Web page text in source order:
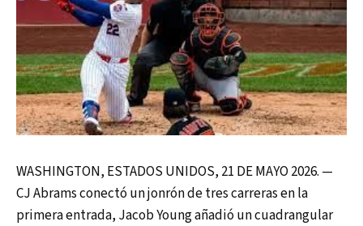
WASHINGTON, ESTADOS UNIDOS, 21 DE MAYO 2026. —
CJ Abrams conectó un jonrón de tres carreras en la
primera entrada, Jacob Young añadió un cuadrangular